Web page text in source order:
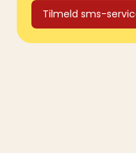
Tilmeld sms-